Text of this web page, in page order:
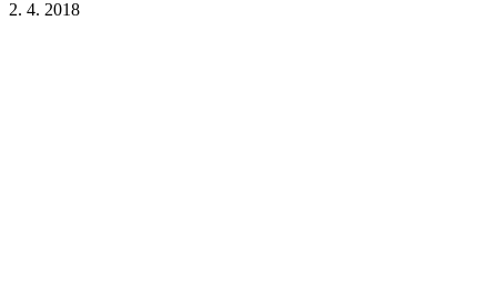
2. 4. 2018